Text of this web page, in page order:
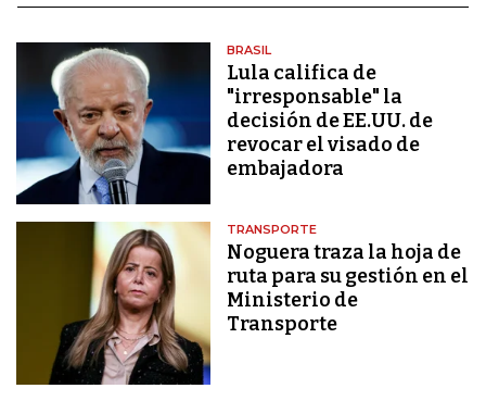
BRASIL
Lula califica de
"irresponsable" la
decisión de EE.UU. de
revocar el visado de
embajadora
TRANSPORTE
Noguera traza la hoja de
ruta para su gestión en el
Ministerio de
Transporte